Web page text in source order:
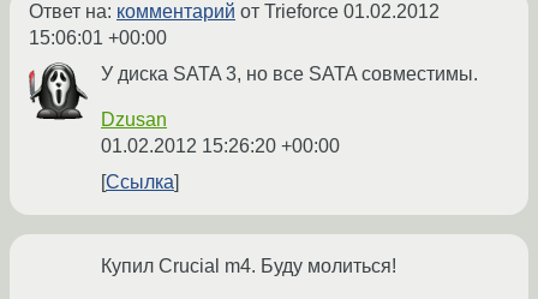
Ответ на: комментарий от Trieforce 01.02.2012
15:06:01 +00:00
У диска SATA 3, но все SATA совместимы.
Dzusan
01.02.2012 15:26:20 +00:00
Ссылка
Купил Crucial m4. Буду молиться!